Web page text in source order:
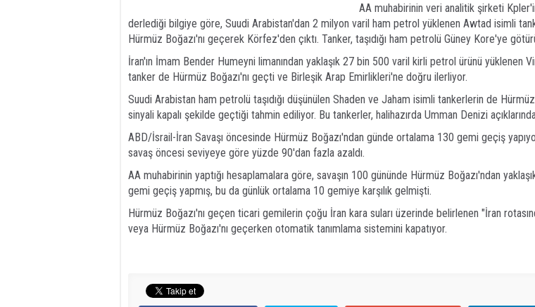
AA muhabirinin veri analitik şirketi
derlediği bilgiye göre, Suudi Arabistan'dan 2 milyon varil ham petrol yüklenen Awtad isimli
Hürmüz Boğazı'nı geçerek Körfez'den çıktı. Tanker, taşıdığı ham petrolü Güney Kore'ye
İran'ın İmam Bender Humeyni limanından yaklaşık 27 bin 500 varil kirli petrol ürünü yüklenen
tanker de Hürmüz Boğazı'nı geçti ve Birleşik Arap Emirlikleri'ne doğru ilerliyor.
Suudi Arabistan ham petrolü taşıdığı düşünülen Shaden ve Jaham isimli tankerlerin de Hürmüz
sinyali kapalı şekilde geçtiği tahmin ediliyor. Bu tankerler, halihazırda Umman Denizi
ABD/İsrail-İran Savaşı öncesinde Hürmüz Boğazı'ndan günde ortalama 130 gemi geçiş
savaş öncesi seviyeye göre yüzde 90'dan fazla azaldı.
AA muhabirinin yaptığı hesaplamalara göre, savaşın 100 gününde Hürmüz Boğazı'ndan
gemi geçiş yapmış, bu da günlük ortalama 10 gemiye karşılık gelmişti.
Hürmüz Boğazı'nı geçen ticari gemilerin çoğu İran kara suları üzerinde belirlenen "İran
veya Hürmüz Boğazı'nı geçerken otomatik tanımlama sistemini kapatıyor.